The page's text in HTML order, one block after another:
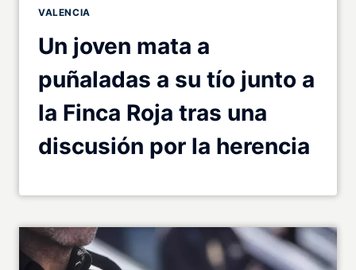
VALENCIA
Un joven mata a
puñaladas a su tío junto a
la Finca Roja tras una
discusión por la herencia